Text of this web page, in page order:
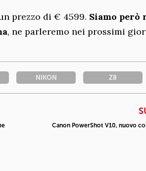
prezzo di € 4599. Siamo
, ne parleremo nei prossimi
NIKON Z8
Canon PowerShot V10, nuovo